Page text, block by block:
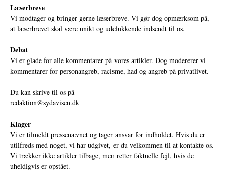
Læserbreve
Vi modtager og bringer gerne læserbreve. Vi gør dog opmærksom på,
at læserbrevet skal være unikt og udelukkende indsendt til os.
Debat
Vi er glade for alle kommentarer på vores artikler. Dog modererer vi
kommentarer for personangreb, racisme, had og angreb på privatlivet.
Du kan skrive til os på
redaktion@sydavisen.dk
Klager
Vi er tilmeldt pressenævnet og tager ansvar for indholdet. Hvis du er
utilfreds med noget, vi har udgivet, er du velkommen til at kontakte os.
Vi trækker ikke artikler tilbage, men retter faktuelle fejl, hvis de
uheldigvis er opstået.